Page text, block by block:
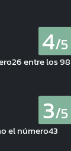
4/5
entre los 98
3/5
el número43